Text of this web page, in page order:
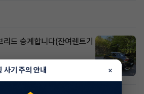
드 승계합니다(잔여렌트기
댓글 1
기 주의 안내 ×